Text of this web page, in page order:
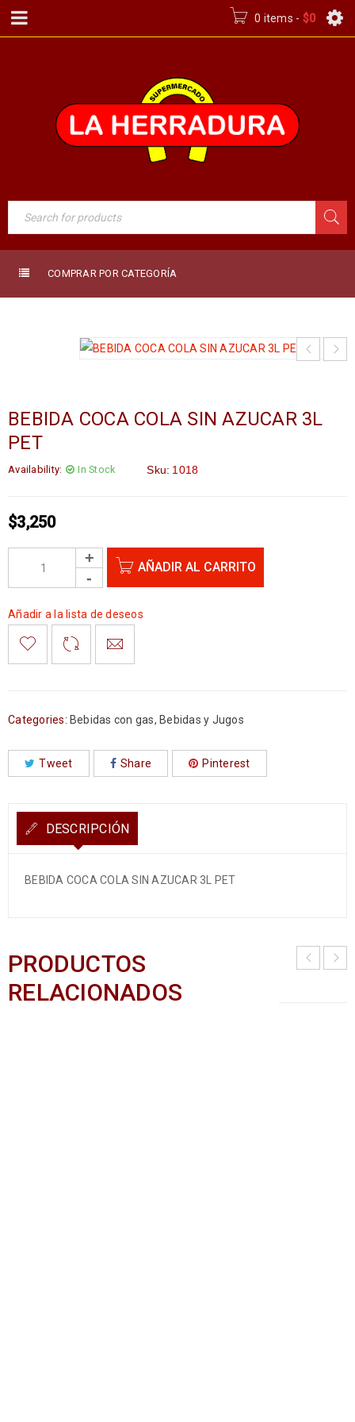
0 items - $0
COMPRAR POR CATEGORÍA
BEBIDA COCA COLA SIN AZUCAR 3L
PET
Availability: In Stock Sku: 1018
$3,250
AÑADIR AL CARRITO
Añadir a la lista de deseos
Categories: Bebidas con gas, Bebidas y Jugos
Tweet Share Pinterest
DESCRIPCIÓN
BEBIDA COCA COLA SIN AZUCAR 3L PET
PRODUCTOS
RELACIONADOS